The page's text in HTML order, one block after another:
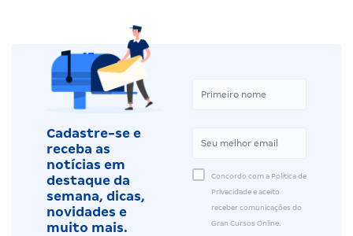
Cadastre-se e
receba as
notícias em
destaque da
semana, dicas,
novidades e
muito mais.
Concordo com a Política de
Privacidade e aceito
receber comunicações do
Gran Cursos Online.